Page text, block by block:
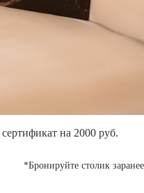
сертификат на 2000 руб.
*Бронируйте столик заранее